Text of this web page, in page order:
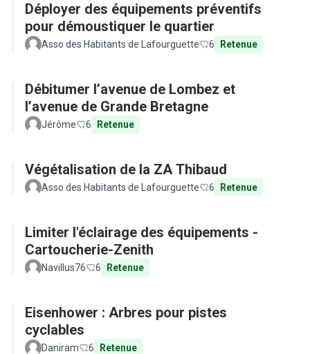
Déployer des équipements préventifs
pour démoustiquer le quartier
Asso des Habitants de Lafourguette 6 Retenue
Débitumer l’avenue de Lombez et
l’avenue de Grande Bretagne
Jérôme 6 Retenue
Végétalisation de la ZA Thibaud
Asso des Habitants de Lafourguette 6 Retenue
Limiter l'éclairage des équipements -
Cartoucherie-Zenith
Navillus76 6 Retenue
Eisenhower : Arbres pour pistes
cyclables
Daniram 6 Retenue